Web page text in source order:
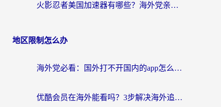
火影忍者美国加速器有哪些？海外党亲测的国服游戏加速全攻略（含菲律宾玩三国之刃守望黎明技巧）
地区限制怎么办
海外党必看：国外打不开国内的app怎么办？3步解决你的乡愁
优酷会员在海外能看吗？3步解决海外追剧难题，附实测好用加速器推荐